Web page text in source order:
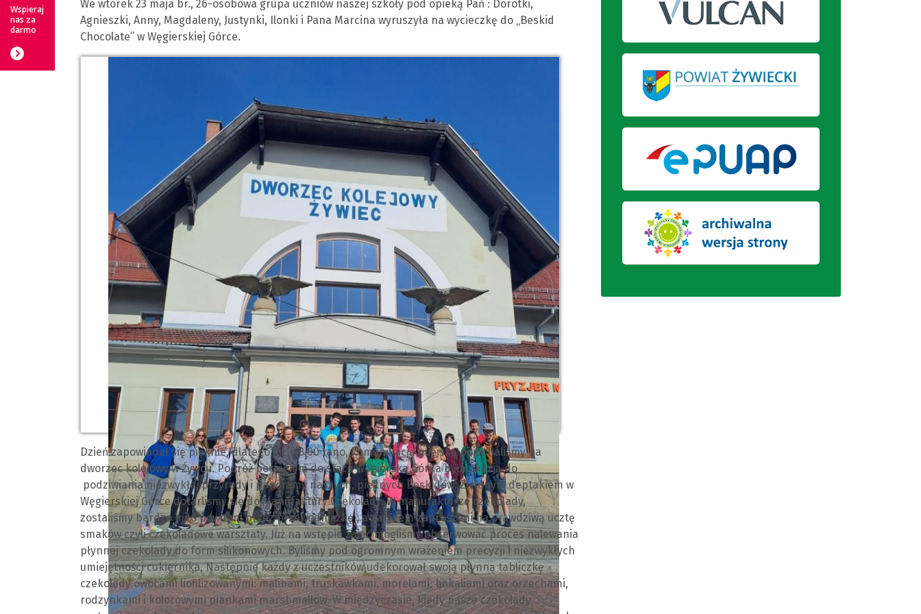
We wtorek 23 maja br., 26-osobowa grupa uczniów naszej szkoły pod opieką Pań : Dorotki,
Agnieszki, Anny, Magdaleny, Justynki, Ilonki i Pana Marcina wyruszyła na wycieczkę do „Beskid
Chocolate” w Węgierskiej Górce.
Dzień zapowiadał się pięknie, dlatego już o 8.00 rano, komunikacją miejską pojechaliśmy na
dworzec kolejowy w Żywcu. Podróż pociągiem do stacji Węgierska Górka była okazją do
podziwiania niezwykłej przyrody i panoramy naszych, pięknych Beskidów. Zielonym deptakiem w
Węgierskiej Górce dotarliśmy się do Manufaktury Czekolady. W manufakturze czekolady,
zostaliśmy bardzo miło powitani przez przewodniczkę , a zarazem zaproszeni na prawdziwą ucztę
smaków czyli czekoladowe warsztaty. Już na wstępie zajęć mogliśmy obserwować proces nalewania
płynnej czekolady do form silikonowych. Byliśmy pod ogromnym wrażeniem precyzji i niezwykłych
umiejętności cukiernika. Następnie każdy z uczestników udekorował swoją płynną tabliczkę
czekolady owocami liofilizowanymi: malinami, truskawkami, morelami, bakaliami oraz orzechami,
rodzynkami i kolorowymi piankami marshmallow. W międzyczasie, kiedy nasze czekolady
Wspieraj
nas za
darmo